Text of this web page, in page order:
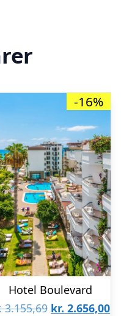
-16%
Hotel Boulevard
3.155,69 Den
kr. 2.656,00